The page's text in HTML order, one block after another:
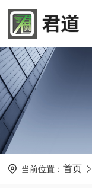
当前位置： 首页